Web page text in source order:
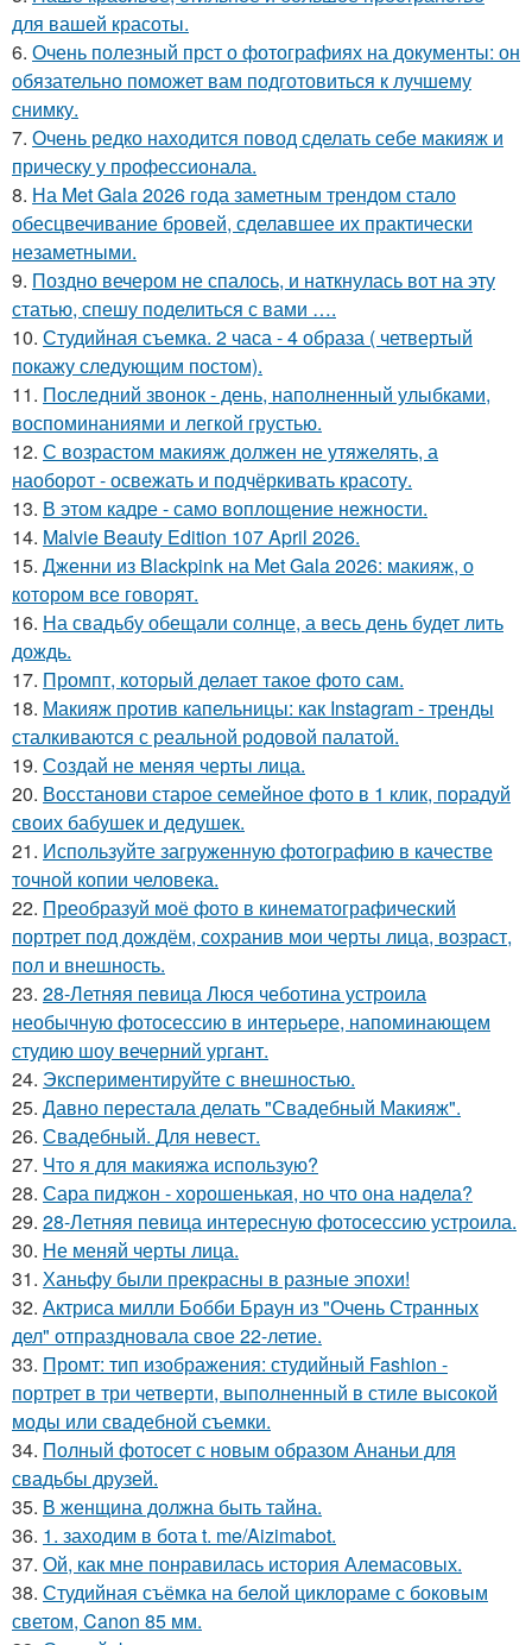
для вашей красоты.
6. Очень полезный прст о фотографиях на документы: он
обязательно поможет вам подготовиться к лучшему
снимку.
7. Очень редко находится повод сделать себе макияж и
прическу у профессионала.
8. На Met Gala 2026 года заметным трендом стало
обесцвечивание бровей, сделавшее их практически
незаметными.
9. Поздно вечером не спалось, и наткнулась вот на эту
статью, спешу поделиться с вами ….
10. Студийная съемка. 2 часа - 4 образа ( четвертый
покажу следующим постом).
11. Последний звонок - день, наполненный улыбками,
воспоминаниями и легкой грустью.
12. С возрастом макияж должен не утяжелять, а
наоборот - освежать и подчёркивать красоту.
13. В этом кадре - само воплощение нежности.
14. Malvie Beauty Edition 107 April 2026.
15. Дженни из Blackpink на Met Gala 2026: макияж, о
котором все говорят.
16. На свадьбу обещали солнце, а весь день будет лить
дождь.
17. Промпт, который делает такое фото сам.
18. Макияж против капельницы: как Instagram - тренды
сталкиваются с реальной родовой палатой.
19. Создай не меняя черты лица.
20. Восстанови старое семейное фото в 1 клик, порадуй
своих бабушек и дедушек.
21. Используйте загруженную фотографию в качестве
точной копии человека.
22. Преобразуй моё фото в кинематографический
портрет под дождём, сохранив мои черты лица, возраст,
пол и внешность.
23. 28-Летняя певица Люся чеботина устроила
необычную фотосессию в интерьере, напоминающем
студию шоу вечерний ургант.
24. Экспериментируйте с внешностью.
25. Давно перестала делать "Свадебный Макияж".
26. Свадебный. Для невест.
27. Что я для макияжа использую?
28. Сара пиджон - хорошенькая, но что она надела?
29. 28-Летняя певица интересную фотосессию устроила.
30. Не меняй черты лица.
31. Ханьфу были прекрасны в разные эпохи!
32. Актриса милли Бобби Браун из "Очень Странных
дел" отпраздновала свое 22-летие.
33. Промт: тип изображения: студийный Fashion -
портрет в три четверти, выполненный в стиле высокой
моды или свадебной съемки.
34. Полный фотосет с новым образом Ананьи для
свадьбы друзей.
35. В женщина должна быть тайна.
36. 1. заходим в бота t. me/Aizimabot.
37. Ой, как мне понравилась история Алемасовых.
38. Студийная съёмка на белой циклораме с боковым
светом, Canon 85 мм.